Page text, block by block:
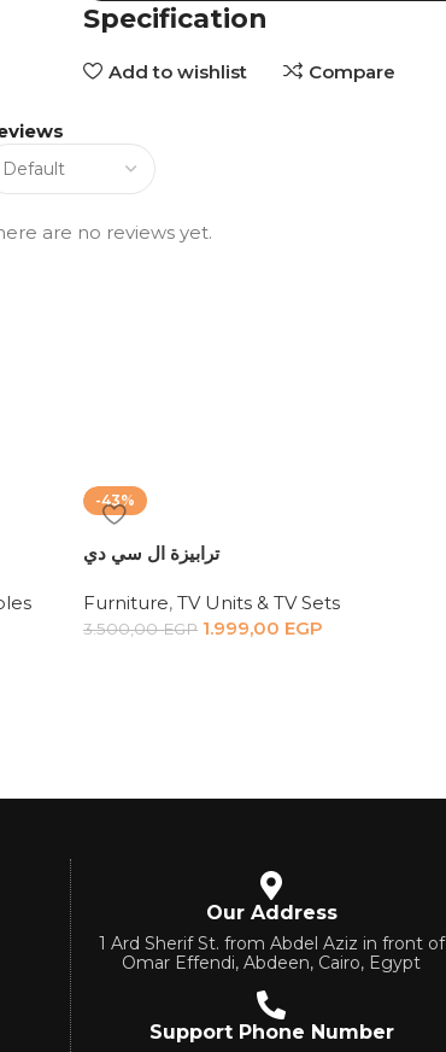
Specification
Add to wishlist Compare
are no reviews yet.
-43%
ترابيزة ال سي دي
Furniture, TV Units & TV Sets
3.500,00EGP 1.999,00 EGP
Our Address
1 Ard Sherif St. from Abdel Aziz in front of
Omar Effendi, Abdeen, Cairo, Egypt
Support Phone Number